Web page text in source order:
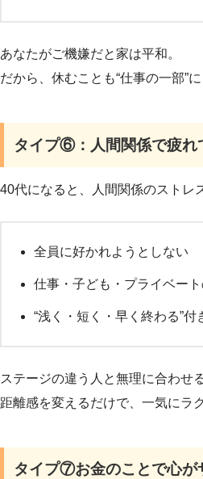
あなたがご機嫌だと家は平和。
だから、休むことも“仕事の一部”に
タイプ⑥：人間関係で疲れ
40代になると、人間関係のストレ
全員に好かれようとしない
仕事・子ども・プライベー
“浅く・短く・早く終わる”付
ステージの違う人と無理に合わせ
距離感を変えるだけで、一気にラ
タイプ⑦お金のことで心が